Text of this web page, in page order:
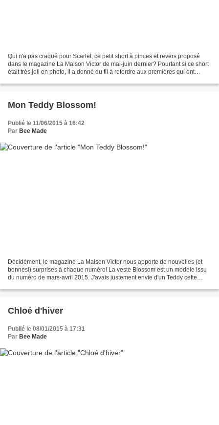
Qui n'a pas craqué pour Scarlet, ce petit short à pinces et revers proposé
dans le magazine La Maison Victor de mai-juin dernier? Pourtant si ce short
était très joli en photo, il a donné du fil à retordre aux premières qui ont
Mon Teddy Blossom!
Publié le 11/06/2015 à 16:42
Par Bee Made
Décidément, le magazine La Maison Victor nous apporte de nouvelles (et
bonnes!) surprises à chaque numéro! La veste Blossom est un modèle issu
du numéro de mars-avril 2015. J'avais justement envie d'un Teddy cette
Chloé d'hiver
Publié le 08/01/2015 à 17:31
Par Bee Made